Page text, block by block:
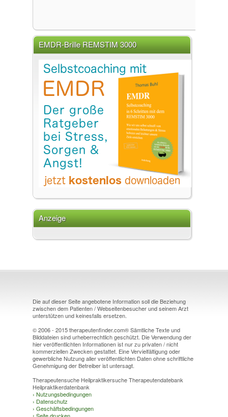
EMDR-Brille REMSTIM 3000
Anzeige
Die auf dieser Seite angebotene Information soll die Beziehung
zwischen dem Patienten / Webseitenbesucher und seinem Arzt
unterstützen und keinesfalls ersetzen.
© 2006 - 2015 therapeutenfinder.com® Sämtliche Texte und
Bilddateien sind urheberrechtlich geschützt. Die Verwendung der
hier veröffentlichten Informationen ist nur zu privaten / nicht
kommerziellen Zwecken gestattet. Eine Vervielfältigung oder
gewerbliche Nutzung aller veröffentlichten Daten ohne schriftliche
Genehmigung der Betreiber ist untersagt.
Therapeutensuche Heilpraktikersuche Therapeutendatebank
Heilpraktikerdatenbank
› Nutzungsbedingungen
› Datenschutz
› Geschäftsbedingungen
›